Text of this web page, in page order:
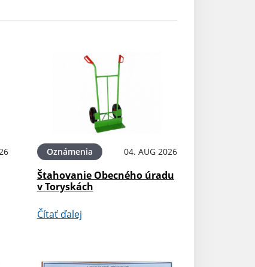
Oznámenia 04. AUG 2026
Štahovanie Obecného úradu
v Toryskách
Čítať ďalej